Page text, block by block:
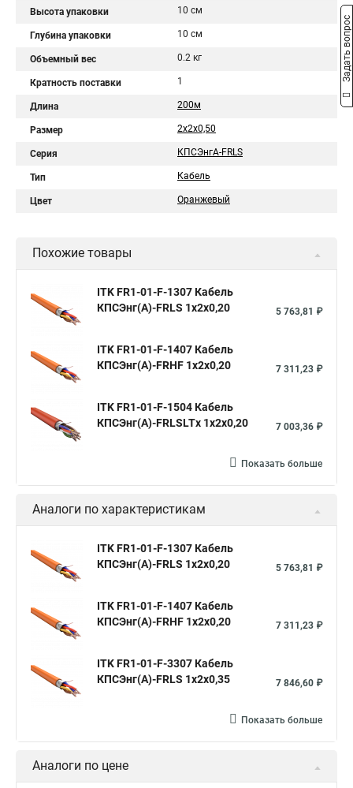
Высота упаковки 10 см
Глубина упаковки 10 см
Объемный вес 0.2 кг
Кратность поставки 1
Длина 200м
Размер 2х2х0,50
Серия КПСЭнгА-FRLS
Тип Кабель
Цвет Оранжевый
Похожие товары
ITK FR1-01-F-1307 Кабель
КПСЭнг(А)-FRLS 1х2х0,20
5 763,81 ₽
ITK FR1-01-F-1407 Кабель
КПСЭнг(А)-FRHF 1х2х0,20
7 311,23 ₽
ITK FR1-01-F-1504 Кабель
КПСЭнг(А)-FRLSLTх 1х2х0,20
7 003,36 ₽
Показать больше
Аналоги по характеристикам
ITK FR1-01-F-1307 Кабель
КПСЭнг(А)-FRLS 1х2х0,20
5 763,81 ₽
ITK FR1-01-F-1407 Кабель
КПСЭнг(А)-FRHF 1х2х0,20
7 311,23 ₽
ITK FR1-01-F-3307 Кабель
КПСЭнг(А)-FRLS 1х2х0,35
7 846,60 ₽
Показать больше
Аналоги по цене
Задать вопрос